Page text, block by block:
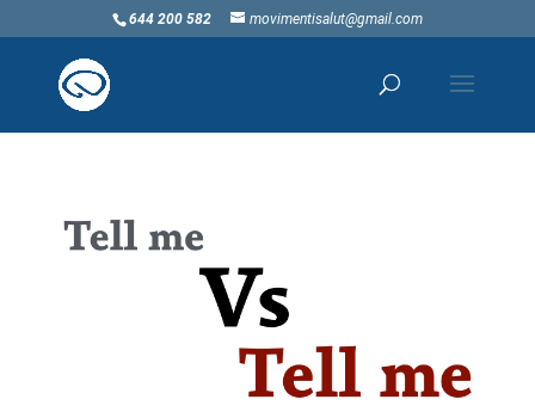
644 200 582 movimentisalut@gmail.com